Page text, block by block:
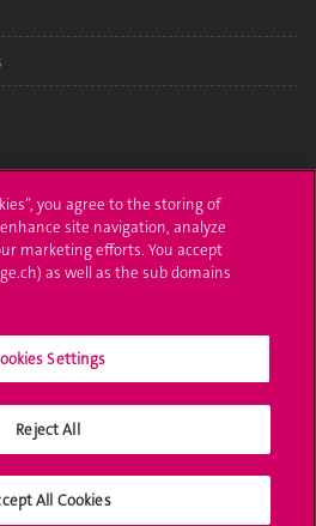
you agree to the storing of
site navigation, analyze
marketing efforts. You accept
as well as the sub domains
Settings
Reject All
All Cookies